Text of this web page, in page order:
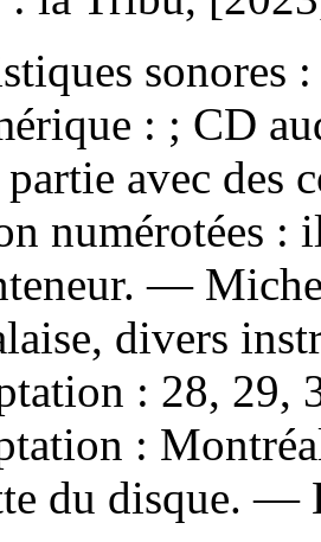
sonores
: ; CD
partie avec
numérotées :
—
divers
: 28,
:
du disque. —